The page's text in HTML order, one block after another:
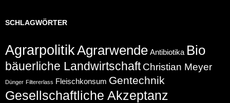
SCHLAGWÖRTER
AgrarpolitikAgrarwende Antibiotika Bio
bäuerliche Landwirtschaft Christian Meyer
Dünger Filtererlass Fleischkonsum Gentechnik
Gesellschaftliche Akzeptanz